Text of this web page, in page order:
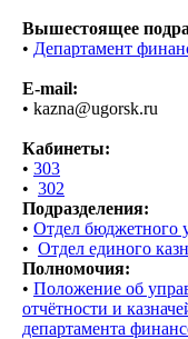
Вышестоящее
• Департамент
E-mail:
• kazna@ugorsk.ru
Кабинеты:
• 303
• 302
Подразделения:
• Отдел бюджетного
• Отдел единого
Полномочия:
• Положение об
отчётности и
департамента